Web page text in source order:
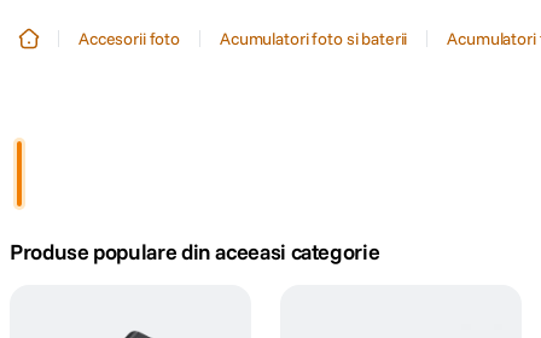
4. peak design
Accesorii foto Acumulatori foto si baterii
Produse populare din aceeasi categorie